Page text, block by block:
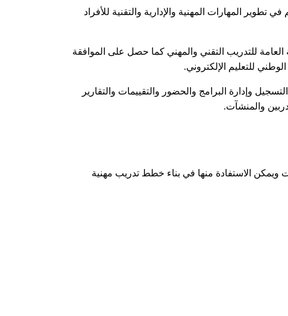
في تطوير المهارات المهنية والإدارية والتقنية للأفراد
رقم 181491310 صادرة عن المؤسسة العامة للتدريب التقني والمهني كما حصل على الموافقة
وإدارة البرامج والحضور والتقييمات والتقارير
والمنشآت.
ويمكن الاستفادة منها في بناء خطط تدريب مهنية